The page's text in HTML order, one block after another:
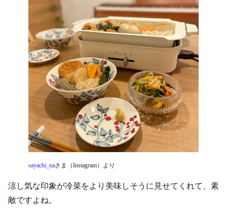
sayachi_naさま（Instagram）より
涼し気な印象が冷菜をより美味しそうに見せてくれて、素
敵ですよね。